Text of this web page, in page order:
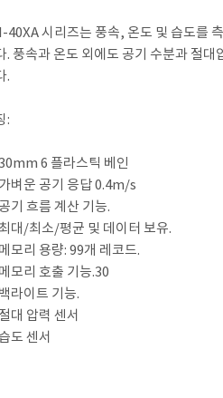
40XA 시리즈는 풍속, 온도 및 습도를
. 풍속과 온도 외에도 공기 수분과 절
.
:
6 플라스틱 베인
벼운 공기 응답 0.4m/s
기 흐름 계산 기능.
대/최소/평균 및 데이터 보유.
모리 용량: 99개 레코드.
모리 호출 기능.30
라이트 기능.
대 압력 센서
도 센서